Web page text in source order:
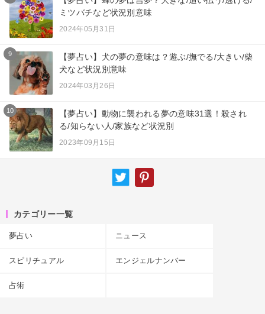
ミツバチなど状況別意味
2024年05月31日
9
【夢占い】犬の夢の意味は？遊ぶ/撫でる/大きい/柴
犬など状況別意味
2024年03月26日
10
【夢占い】動物に襲われる夢の意味31選！殺され
る/知らない人/家族など状況別
2023年09月15日
カテゴリー一覧
夢占い ニュース
スピリチュアル エンジェルナンバー
占術